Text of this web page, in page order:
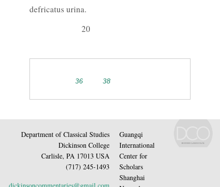
defricatus urina.
20
36 38
Department of Classical Studies
Dickinson College
Carlisle, PA 17013 USA
(717) 245-1493
Guangqi
International
Center for
Scholars
Shanghai